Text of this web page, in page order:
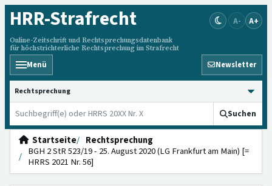
HRR-Strafrecht
Online-Zeitschrift und Rechtsprechungsdatenbank
für höchstrichterliche Rechtsprechung im Strafrecht
A- A+
Menü Newsletter
HRRS durchsuchen
Suchen
Startseite
Rechtsprechung
BGH 2 StR 523/19 - 25. August 2020 (LG Frankfurt am Main) [=
HRRS 2021 Nr. 56]